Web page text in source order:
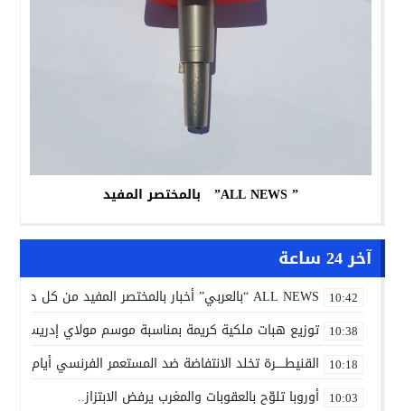
” ALL NEWS” بالمختصر المفيد
آخر 24 ساعة
10:42 ALL NEWS “بالعربي” أخبار بالمختصر المفيد من كل حدب وصوب
10:38 توزيع هبات ملكية كريمة بمناسبة موسم مولاي إدريس
10:18 القنيطـــــرة تخلد الانتفاضة ضد المستعمر الفرنسي أيام 7 و8 و9 غشت 1954.
10:03 أوروبا تلوّح بالعقوبات والمغرب يرفض الابتزاز..